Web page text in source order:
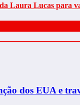
Laura Lucas para
dos EUA e